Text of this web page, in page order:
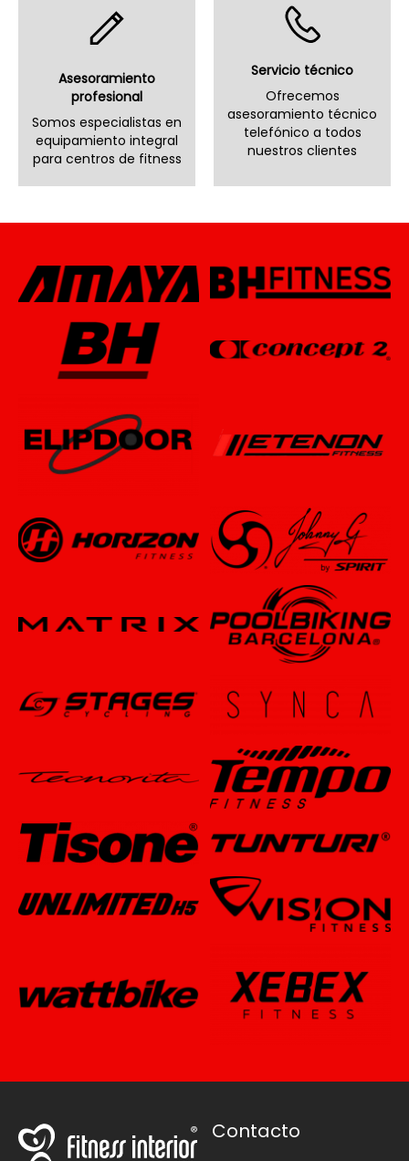
Asesoramiento
profesional
Somos especialistas en
equipamiento integral
para centros de fitness
Servicio técnico
Ofrecemos
asesoramiento técnico
telefónico a todos
nuestros clientes
Contacto